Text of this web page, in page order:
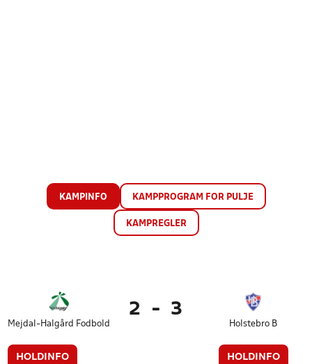
KAMPINFO KAMPPROGRAM FOR PULJE
KAMPREGLER
Mejdal-Halgård Fodbold
HOLDINFO
2 - 3
Holstebro B
HOLDINFO